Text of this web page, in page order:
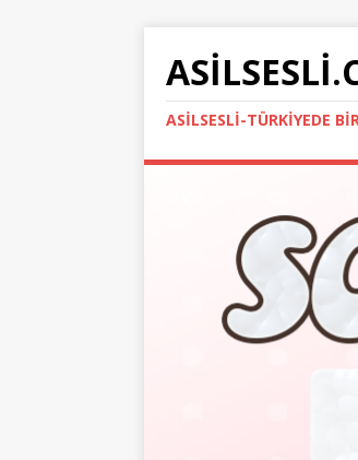
ASILSESLI-TÜRKIYEDE